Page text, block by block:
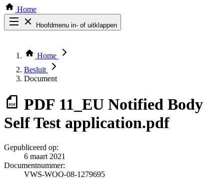
Home
Hoofdmenu in- of uitklappen
Thema COVID-19
Bekijk per bestuursorgaan
Home
Besluit
Document
PDF 11_EU Notified Body
Self Test application.pdf
Gepubliceerd op:
6 maart 2021
Documentnummer:
VWS-WOO-08-1279695